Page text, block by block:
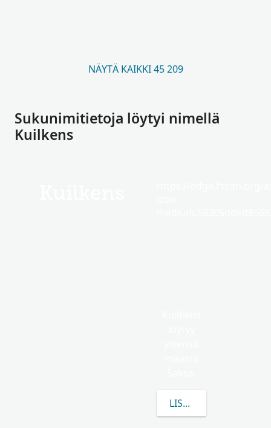
NÄYTÄ KAIKKI 45 209
Sukunimitietoja löytyi nimellä
Kuilkens
LISÄÄ TIETOA